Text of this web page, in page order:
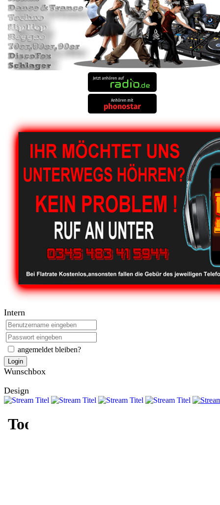
Intern
angemeldet bleiben?
Login
Wunschbox
Design